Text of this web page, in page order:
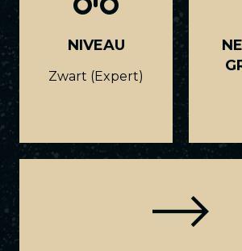
NIVEAU
Zwart (Expert)